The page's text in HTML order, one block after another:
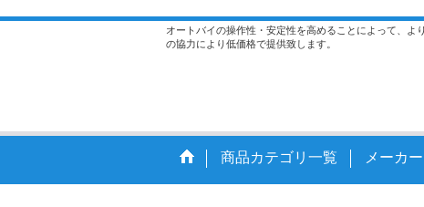
オートバイの操作性・安定性を高めることによって、
の協力により低価格で提供致します。
商品カテゴリ一覧 メーカー